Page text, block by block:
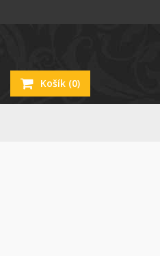
Košík (0)